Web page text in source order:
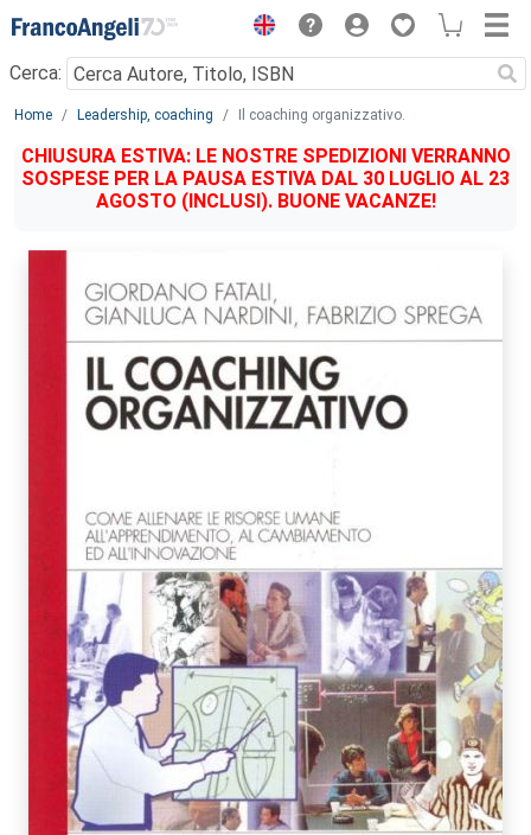
Menu
Cerca:
Main content
Home Leadership, coaching Il coaching organizzativo.
CHIUSURA ESTIVA: LE NOSTRE SPEDIZIONI VERRANNO
SOSPESE PER LA PAUSA ESTIVA DAL 30 LUGLIO AL 23
AGOSTO (INCLUSI). BUONE VACANZE!